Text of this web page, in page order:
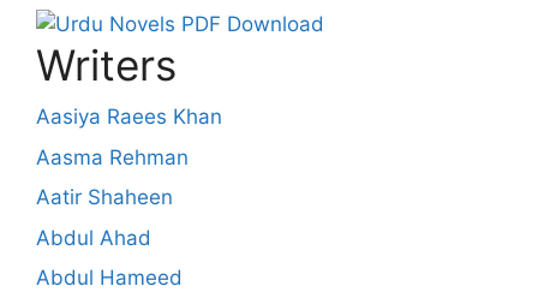
Writers
Aasiya Raees Khan
Aasma Rehman
Aatir Shaheen
Abdul Ahad
Abdul Hameed